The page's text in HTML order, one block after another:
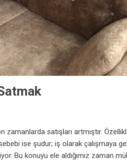
zamanlarda satışları artmıştır.
ise şudur; iş olarak çalışmaya
Bu konuyu ele aldığımız zaman